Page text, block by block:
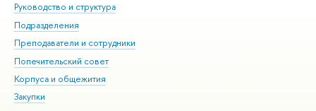
Руководство и структура
Подразделения
Преподаватели и сотрудники
Попечительский совет
Корпуса и общежития
Закупки